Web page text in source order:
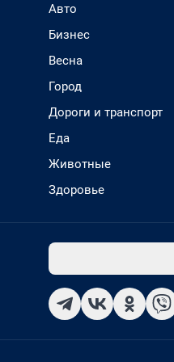
Авто
Бизнес
Весна
Город
Дороги и транспорт
Еда
Животные
Здоровье